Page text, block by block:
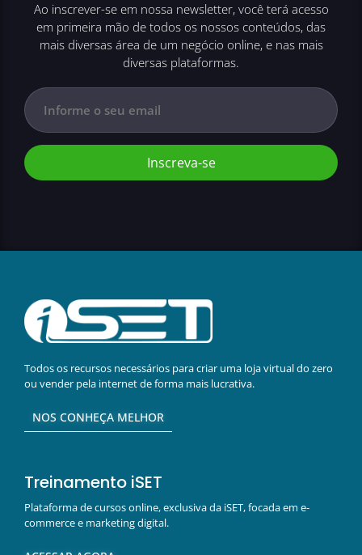
Ao inscrever-se em nossa newsletter, você terá acesso
em primeira mão de todos os nossos conteúdos, das
mais diversas área de um negócio online, e nas mais
diversas plataformas.
Inscreva-se
Todos os recursos necessários para criar uma loja virtual do zero
ou vender pela internet de forma mais lucrativa.
NOS CONHEÇA MELHOR
Treinamento iSET
Plataforma de cursos online, exclusiva da iSET, focada em e-
commerce e marketing digital.